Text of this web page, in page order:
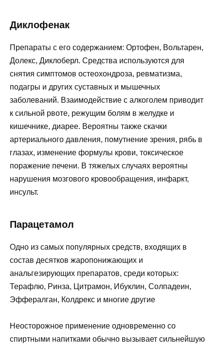
Диклофенак
Препараты с его содержанием: Ортофен, Вольтарен,
Долекс, Диклоберл. Средства используются для
снятия симптомов остеохондроза, ревматизма,
подагры и других суставных и мышечных
заболеваний. Взаимодействие с алкоголем приводит
к сильной рвоте, режущим болям в желудке и
кишечнике, диарее. Вероятны также скачки
артериального давления, помутнение зрения, рябь в
глазах, изменение формулы крови, токсическое
поражение печени. В тяжелых случаях вероятны
нарушения мозгового кровообращения, инфаркт,
инсульт.
Парацетамол
Одно из самых популярных средств, входящих в
состав десятков жаропонижающих и
анальгезирующих препаратов, среди которых:
Терафлю, Ринза, Цитрамон, Ибуклин, Солпадеин,
Эффералган, Колдрекс и многие другие
Неосторожное применение одновременно со
спиртными напитками обычно вызывает сильнейшую